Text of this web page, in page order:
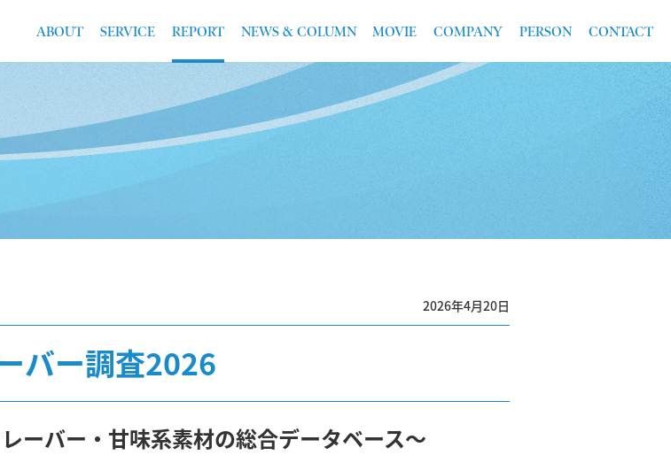
ABOUT SERVICE REPORT NEWS & COLUMN MOVIE COMPANY PERSON CONTACT
2026年4月20日
バー調査2026
ーバー・甘味系素材の総合データベース～